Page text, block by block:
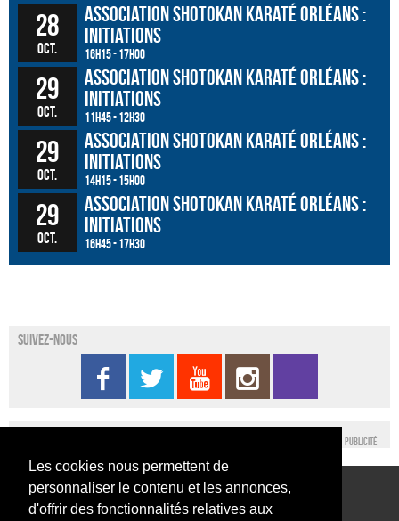
Les cookies nous permettent de
personnaliser le contenu et les annonces,
d'offrir des fonctionnalités relatives aux
28
oct.
Association Shotokan Karaté Orléans :
initiations
16h15 - 17h00
29
oct.
Association Shotokan Karaté Orléans :
initiations
11h45 - 12h30
29
oct.
Association Shotokan Karaté Orléans :
initiations
14h15 - 15h00
29
oct.
Association Shotokan Karaté Orléans :
initiations
16h45 - 17h30
Suivez-nous
Publicité
Conditions générales d’utilisation
Nous contacter
Conditions générales de vente
Mentions légales